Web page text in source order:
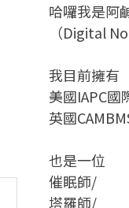
哈囉我是阿
（Digital
我目前擁有
美國IAPC
英國
也是一位
催眠師/
塔羅師/